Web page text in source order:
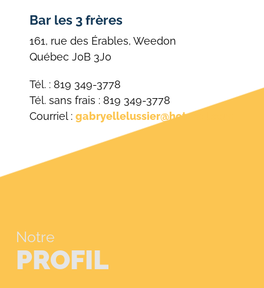
Bar les 3 frères
161, rue des Érables, Weedon
Québec J0B 3J0
Tél. : 819 349-3778
Tél. sans frais : 819 349-3778
Courriel : gabryellelussier@hotmail.com
Notre
PROFIL